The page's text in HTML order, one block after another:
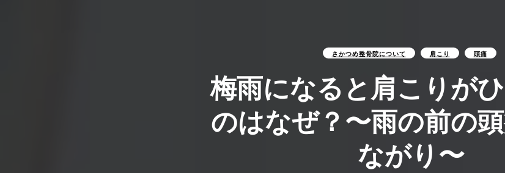
（
ニア）
さかつめ整骨院について 肩こり 頭痛
梅雨になると肩こりが
のはなぜ？〜雨の前の
ながり〜